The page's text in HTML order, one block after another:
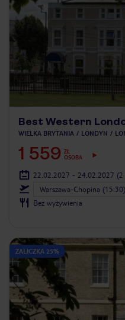
Best Western
WIELKA BRYTANIA LONDYN
1 559 ZŁ
OSOBA
22.02.2027 - 24.02.2027 (2
Warszawa-Chopina (15:30)
Bez wyżywienia
ZALICZKA 25%